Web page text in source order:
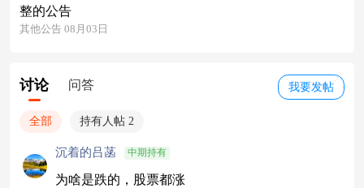
整的公告
其他公告 08月03日
我要发帖
讨论 问答
全部 持有人帖 2
沉着的吕菡 中期持有
为啥是跌的，股票都涨